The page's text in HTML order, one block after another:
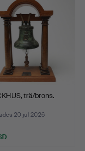
trä/brons.
20 jul 2026